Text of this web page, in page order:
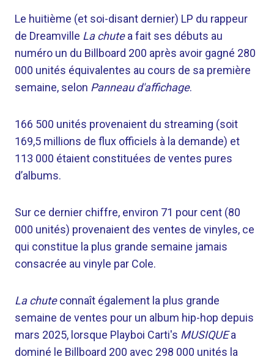
Le huitième (et soi-disant dernier) LP du rappeur
de Dreamville La chutea fait ses débuts au
numéro un du Billboard 200 après avoir gagné 280
000 unités équivalentes au cours de sa première
semaine, selon Panneau d'affichage.
166 500 unités provenaient du streaming (soit
169,5 millions de flux officiels à la demande) et
113 000 étaient constituées de ventes pures
d’albums.
Sur ce dernier chiffre, environ 71 pour cent (80
000 unités) provenaient des ventes de vinyles, ce
qui constitue la plus grande semaine jamais
consacrée au vinyle par Cole.
La chuteconnaît également la plus grande
semaine de ventes pour un album hip-hop depuis
mars 2025, lorsque Playboi Carti's MUSIQUEa
dominé le Billboard 200 avec 298 000 unités la